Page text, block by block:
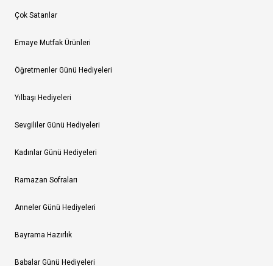
Çok Satanlar
Emaye Mutfak Ürünleri
Öğretmenler Günü Hediyeleri
Yılbaşı Hediyeleri
Sevgililer Günü Hediyeleri
Kadınlar Günü Hediyeleri
Ramazan Sofraları
Anneler Günü Hediyeleri
Bayrama Hazırlık
Babalar Günü Hediyeleri